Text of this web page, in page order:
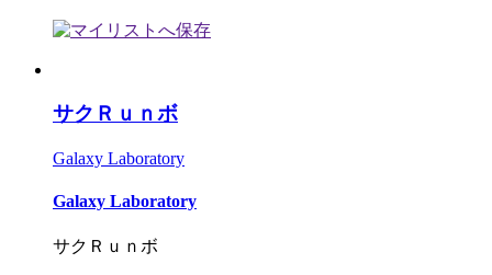
サクＲｕｎボ
Galaxy Laboratory
Galaxy Laboratory
サクＲｕｎボ